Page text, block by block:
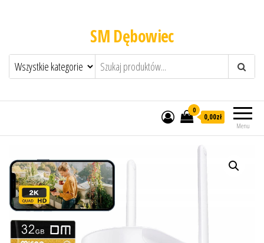
SM Dębowiec
Menu
0
0,00zł